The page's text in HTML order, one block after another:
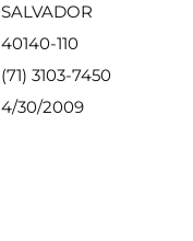
SALVADOR
40140-110
(71) 3103-7450
4/30/2009